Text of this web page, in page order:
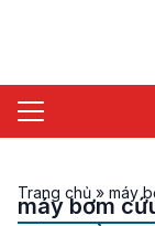
Trang chủ » máy
máy bơm